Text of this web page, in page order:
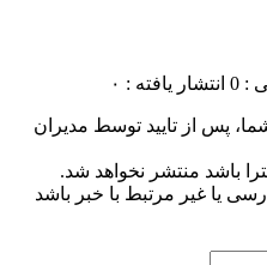
: 0 انتشار یافته : ۰
پس از تایید توسط مدیران
باشد منتشر نخواهد شد.
یا غیر مرتبط با خبر باشد